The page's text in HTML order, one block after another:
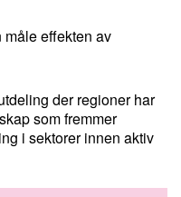
effekten av
der regioner har
som fremmer
i sektorer innen aktiv